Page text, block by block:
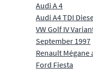
Audi A 4
Audi A4 TDI
VW Golf IV
September 1997
Renault Mégane
Ford Fiesta